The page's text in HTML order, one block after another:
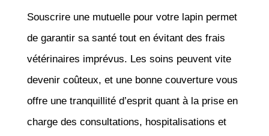
Souscrire une mutuelle pour votre lapin permet
de garantir sa santé tout en évitant des frais
vétérinaires imprévus. Les soins peuvent vite
devenir coûteux, et une bonne couverture vous
offre une tranquillité d’esprit quant à la prise en
charge des consultations, hospitalisations et